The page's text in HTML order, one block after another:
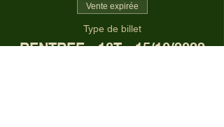
Vente expirée
Type de billet
RENTREE - 18T - 15/10/2022